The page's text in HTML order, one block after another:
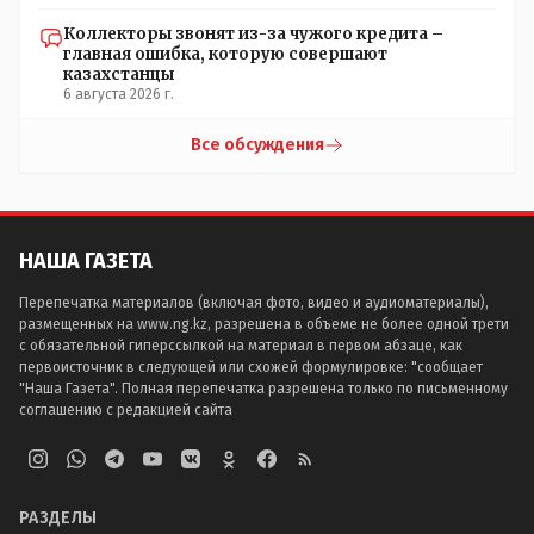
Коллекторы звонят из-за чужого кредита –
главная ошибка, которую совершают
казахстанцы
6 августа 2026 г.
Все обсуждения
НАША ГАЗЕТА
Перепечатка материалов (включая фото, видео и аудиоматериалы),
размещенных на www.ng.kz, разрешена в объеме не более одной трети
с обязательной гиперссылкой на материал в первом абзаце, как
первоисточник в следующей или схожей формулировке: "сообщает
"Наша Газета". Полная перепечатка разрешена только по письменному
соглашению с редакцией сайта
РАЗДЕЛЫ